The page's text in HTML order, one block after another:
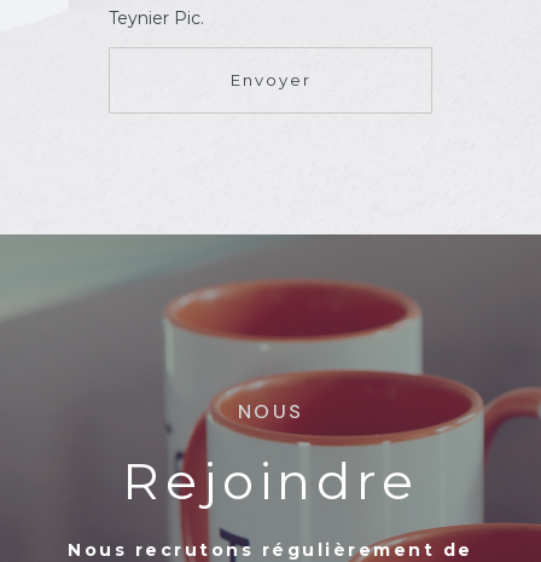
Teynier Pic.
Envoyer
NOUS
Rejoindre
Nous recrutons régulièrement de